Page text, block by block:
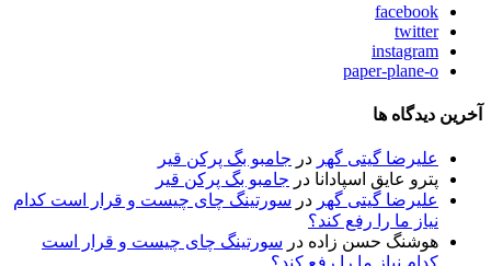
facebook
twitter
instagram
paper-plane-o
آخرین دیدگاه ها
علیرضا گیتی گهر در جامبو بگ پرکن قیر
پترو عایق اسپادانا در جامبو بگ پرکن قیر
علیرضا گیتی گهر در سورتینگ چای چیست و قرار است کدام
نیاز ما را رفع کند؟
هوشنگ حسن زاده در سورتینگ چای چیست و قرار است